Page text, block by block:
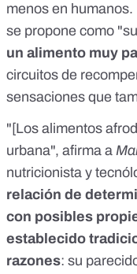
menos en
se propone como
un alimento muy
circuitos de
sensaciones que
"[Los alimentos
urbana", afirma a
nutricionista y
relación de
con posibles
establecido
razones: su